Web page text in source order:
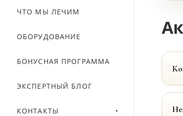
ЧТО МЫ ЛЕЧИМ
ОБОРУДОВАНИЕ
БОНУСНАЯ ПРОГРАММА
ЭКСПЕРТНЫЙ БЛОГ
КОНТАКТЫ